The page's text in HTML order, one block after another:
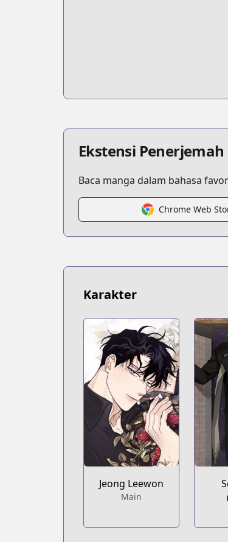
Ekstensi
Baca manga dalam bahasa
Chrome Web
Karakter
Jeong Leewon
Main